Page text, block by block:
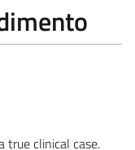
true clinical case.